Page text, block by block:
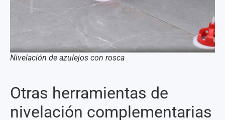
Nivelación de azulejos con rosca
Otras herramientas de
nivelación complementarias